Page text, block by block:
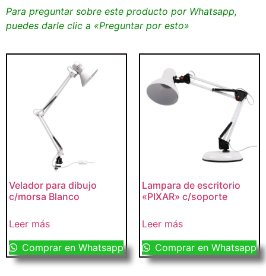
Para preguntar sobre este producto por Whatsapp,
puedes darle clic a «Preguntar por esto»
Velador para dibujo
c/morsa Blanco
Leer más
Comprar en Whatsapp
Lampara de escritorio
«PIXAR» c/soporte
Leer más
Comprar en Whatsapp